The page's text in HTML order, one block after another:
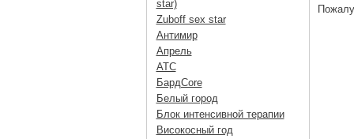
star)
Zuboff sex star
Антимир
Апрель
АТС
БардCore
Белый город
Блок интенсивной терапии
Високосный год